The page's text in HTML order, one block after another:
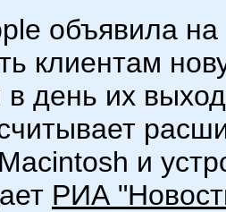
объявила
клиентам
в день их
и
РИА